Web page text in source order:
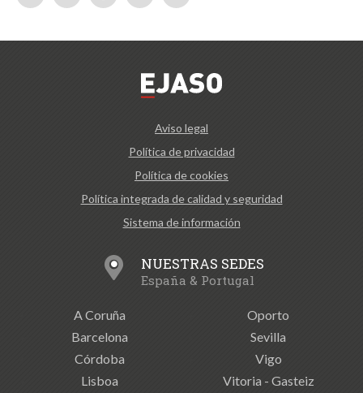
Aviso legal
Política de privacidad
Política de cookies
Política integrada de calidad y seguridad
Sistema de información
NUESTRAS SEDES
España & Portugal
A Coruña
Barcelona
Córdoba
Lisboa
Oporto
Sevilla
Vigo
Vitoria - Gasteiz